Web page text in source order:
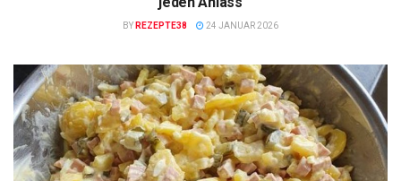
BY REZEPTE38 24 JANUAR 2026